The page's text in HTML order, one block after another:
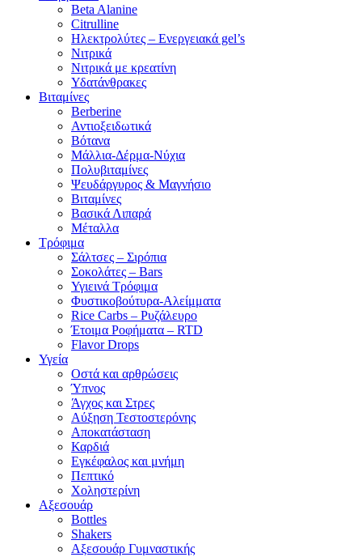
Beta Alanine
Citrulline
Ηλεκτρολύτες – Ενεργειακά gel’s
Νιτρικά
Νιτρικά με κρεατίνη
Υδατάνθρακες
Βιταμίνες
Berberine
Αντιοξειδωτικά
Βότανα
Μάλλια-Δέρμα-Νύχια
Πολυβιταμίνες
Ψευδάργυρος & Μαγνήσιο
Βιταμίνες
Βασικά Λιπαρά
Μέταλλα
Τρόφιμα
Σάλτσες – Σιρόπια
Σοκολάτες – Bars
Υγιεινά Τρόφιμα
Φυστικοβούτυρα-Αλείμματα
Rice Carbs – Ρυζάλευρο
Έτοιμα Ροφήματα – RTD
Flavor Drops
Υγεία
Οστά και αρθρώσεις
Ύπνος
Άγχος και Στρες
Αύξηση Τεστοστερόνης
Αποκατάσταση
Καρδιά
Εγκέφαλος και μνήμη
Πεπτικό
Χοληστερίνη
Αξεσουάρ
Bottles
Shakers
Αξεσουάρ Γυμναστικής